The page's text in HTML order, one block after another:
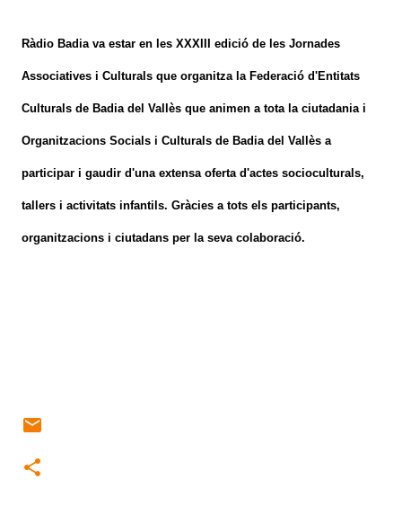
Ràdio Badia va estar en les XXXIII edició de les Jornades
Associatives i Culturals que organitza la Federació d'Entitats
Culturals de Badia del Vallès que animen a tota la ciutadania i
Organitzacions Socials i Culturals de Badia del Vallès a
participar i gaudir d'una extensa oferta d'actes socioculturals,
tallers i activitats infantils. Gràcies a tots els participants,
organitzacions i ciutadans per la seva colaboració.